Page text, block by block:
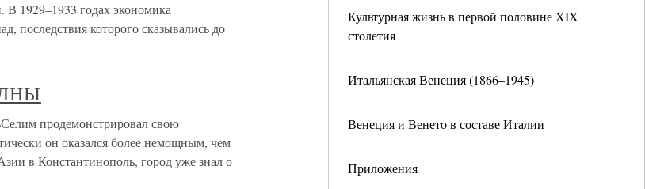
Культурная жизнь в первой половине XIX
столетия
Итальянская Венеция (1866–1945)
Венеция и Венето в составе Италии
Приложения
В 1929–1933 годах экономика
последствия которого сказывались до
продемонстрировал свою
он оказался более немощным, чем
в Константинополь, город уже знал о